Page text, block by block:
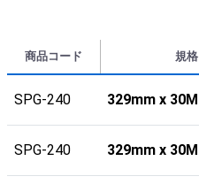
商品コード 規格
SPG-240 329mm x 30M
SPG-240 329mm x 30M